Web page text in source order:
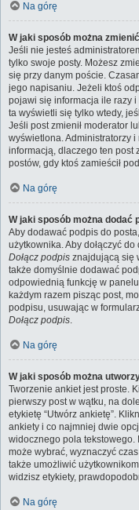
Na górę
W jaki sposób można
Jeśli nie jesteś
tylko swoje posty. Możesz
się przy danym poście.
jego napisaniu. Jeżeli ktoś
pojawi się informacja ile razy i
ta wyświetli się tylko wtedy,
Jeśli post zmienił moderator
wyświetlona. Administratorzy
informacją, dlaczego ten post
postów, gdy ktoś zamieścił
Na górę
W jaki sposób można dodać
Aby dodawać podpis do
użytkownika. Aby dołączyć
Dołącz podpis znajdującą się
także domyślnie dodawać
odpowiednią funkcję w
każdym razem pisząc post,
podpisu, usuwając w
Dołącz podpis.
Na górę
W jaki sposób można
Tworzenie ankiet jest proste.
pierwszy post w wątku, na
etykietę “Utwórz ankietę”.
ankiety i co najmniej dwie
widocznego pola
może wybrać, wyznaczyć
także umożliwić
widzisz etykiety,
Na górę